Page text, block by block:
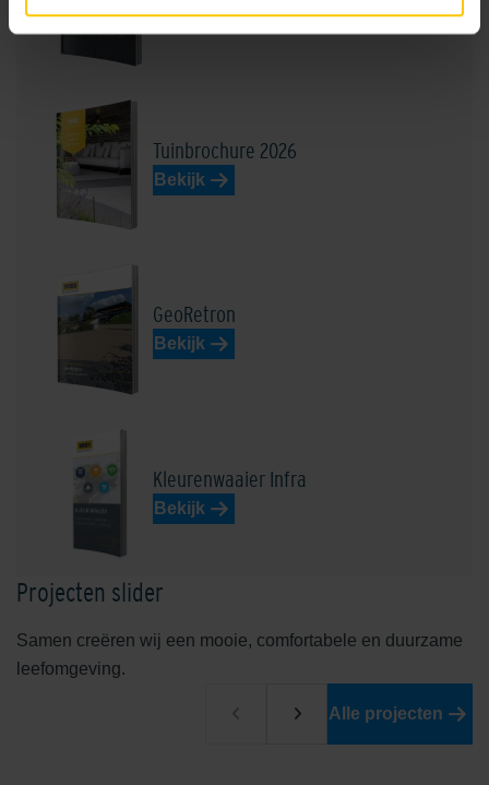
Loevestein Donkerrood
Ockenburgh Herfst Nuance
Bekijk
Tuinbrochure 2026
Bekijk
GeoRetron
Bekijk
Kleurenwaaier Infra
Bekijk
Projecten slider
Samen creëren wij een mooie, comfortabele en duurzame
leefomgeving.
Alle projecten